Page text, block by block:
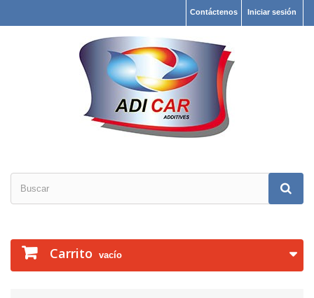
Iniciar sesión
Contáctenos
Carrito vacío